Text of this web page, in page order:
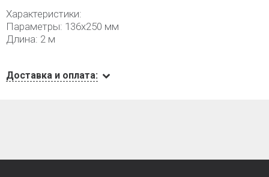
Характеристики:
Параметры: 136х250 мм
Длина: 2 м
Доставка и оплата: